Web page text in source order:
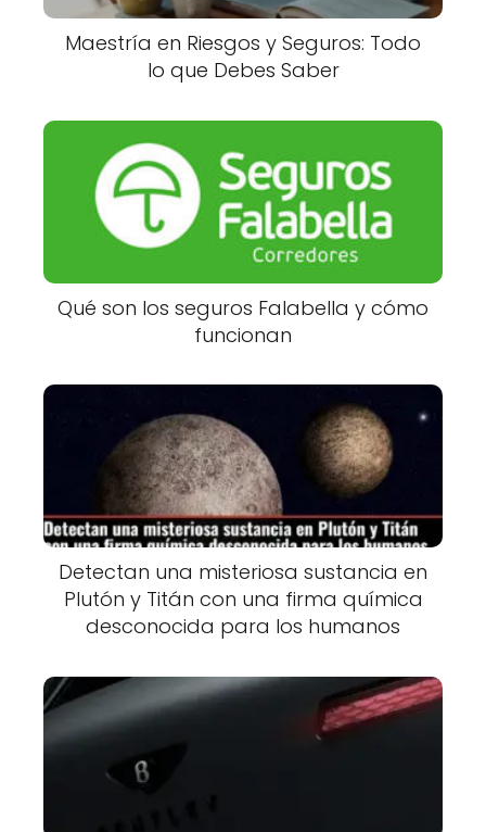
Maestría en Riesgos y Seguros: Todo
lo que Debes Saber
Qué son los seguros Falabella y cómo
funcionan
Detectan una misteriosa sustancia en
Plutón y Titán con una firma química
desconocida para los humanos